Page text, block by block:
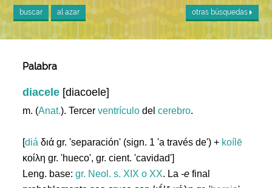
buscar al azar otras búsquedas
Palabra
diacele [diacoele]
m. (Anat.). Tercerventrículo delcerebro.
[diá διά gr. 'separación' (sign. 1 'a través de') + koílē
κοίλη gr. 'hueco', gr. cient. 'cavidad']
Leng. base:gr. Neol. s. XIX o XX. La -e final